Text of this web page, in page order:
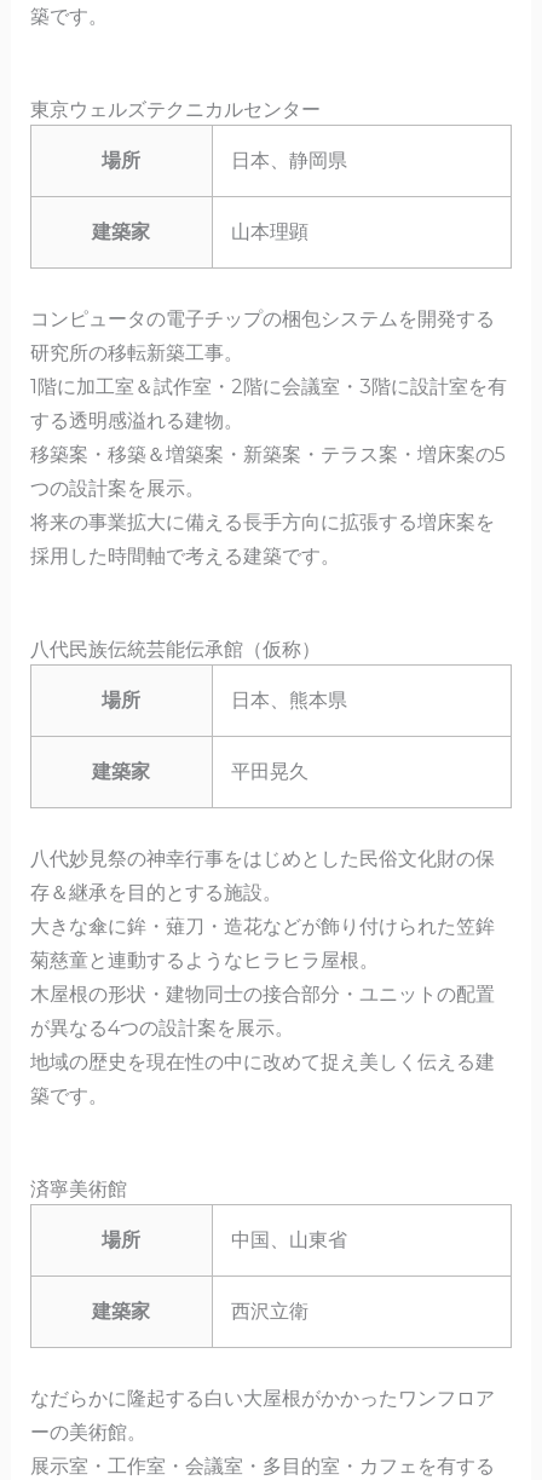
築です。
東京ウェルズテクニカルセンター
場所 日本、静岡県
建築家 山本理顕
コンピュータの電子チップの梱包システムを開発する
研究所の移転新築工事。
1階に加工室＆試作室・2階に会議室・3階に設計室を有
する透明感溢れる建物。
移築案・移築＆増築案・新築案・テラス案・増床案の5
つの設計案を展示。
将来の事業拡大に備える長手方向に拡張する増床案を
採用した時間軸で考える建築です。
八代民族伝統芸能伝承館（仮称）
場所 日本、熊本県
建築家 平田晃久
八代妙見祭の神幸行事をはじめとした民俗文化財の保
存＆継承を目的とする施設。
大きな傘に鉾・薙刀・造花などが飾り付けられた笠鉾
菊慈童と連動するようなヒラヒラ屋根。
木屋根の形状・建物同士の接合部分・ユニットの配置
が異なる4つの設計案を展示。
地域の歴史を現在性の中に改めて捉え美しく伝える建
築です。
済寧美術館
場所 中国、山東省
建築家 西沢立衛
なだらかに隆起する白い大屋根がかかったワンフロア
ーの美術館。
展示室・工作室・会議室・多目的室・カフェを有する